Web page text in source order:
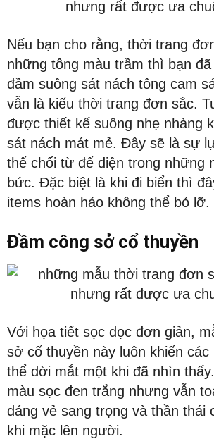
Nếu bạn cho rằng, thời trang
những tông màu trầm thì bạn
đầm suông sát nách tông cam
vẫn là kiểu thời trang đơn sắc.
được thiết kế suông nhẹ nhàng
sát nách mát mẻ. Đây sẽ là sự
thể chối từ để diện trong những
bức. Đặc biệt là khi đi biển thì
items hoàn hảo không thể bỏ lỡ.
Đầm công sở cổ thuyền
Với họa tiết sọc dọc đơn giản,
sở cổ thuyền này luôn khiến các
thể dời mắt một khi đã nhìn
màu sọc đen trắng nhưng vẫn
dáng vẻ sang trọng và thần thái
khi mặc lên người.